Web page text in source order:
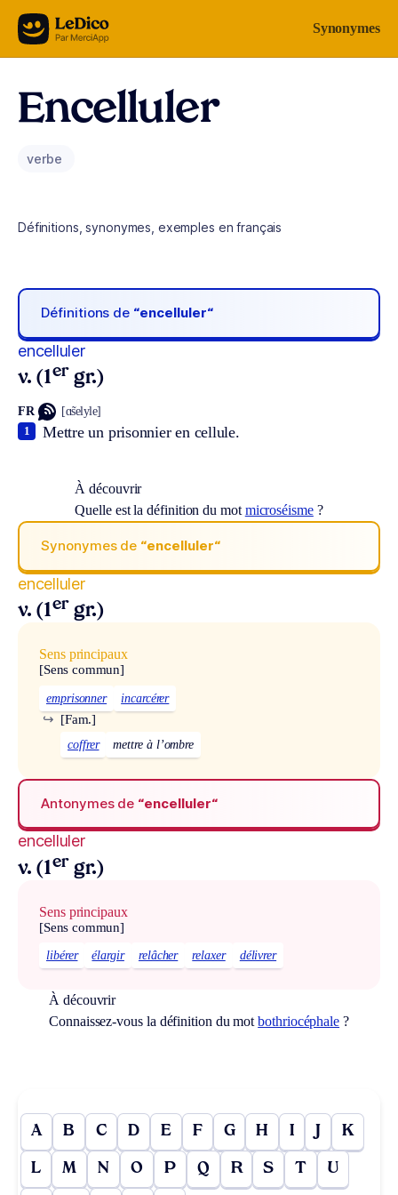
Aller au contenu Synonymes
Encelluler
verbe
Définitions, synonymes, exemples en français
Définitions de “encelluler“
encelluler
v. (1er gr.)
FR [ɑ̃selyle]
Mettre un prisonnier en cellule.
1
À découvrir
Quelle est la définition du mot microséisme?
Synonymes de “encelluler“
encelluler
v. (1er gr.)
Sens principaux
[Sens commun]
emprisonner incarcérer
[Fam.]
↪
coffrer mettre à l’ombre
Antonymes de “encelluler“
encelluler
v. (1er gr.)
Sens principaux
[Sens commun]
libérer élargir relâcher relaxer délivrer
À découvrir
Connaissez-vous la définition du motbothriocéphale ?
A B C D E F G H I J K
L M N O P Q R S T U